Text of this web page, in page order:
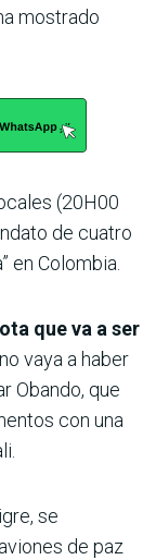
mostrado
(20H00
de cuatro
en Colombia.
que va a ser
vaya a haber
Obando, que
con una
se
de paz